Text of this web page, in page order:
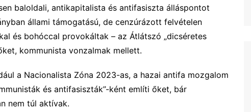
baloldali, antikapitalista és antifasiszta álláspontot
állami támogatású, de cenzúrázott felvételen
és bohóccal provokáltak – az Átlátszó „dicséretes
kommunista vonzalmak mellett.
a Nacionalista Zóna 2023-as, a hazai antifa mozgalom
és antifasiszták”-ként említi őket, bár
nem túl aktívak.